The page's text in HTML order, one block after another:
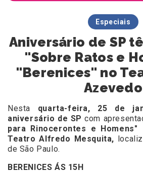
Especiais
Aniversário de SP
"Sobre Ratos e
"Berenices" no
Azevedo
Nesta quarta-feira, 25 de
aniversário de SPcom
para Rinocerontes e Homens"
Teatro Alfredo Mesquita,
de São Paulo.
BERENICES ÁS 15H